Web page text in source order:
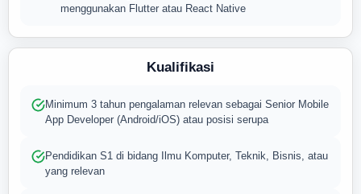
menggunakan Flutter atau React Native
Kualifikasi
Minimum 3 tahun pengalaman relevan sebagai Senior Mobile
App Developer (Android/iOS) atau posisi serupa
Pendidikan S1 di bidang Ilmu Komputer, Teknik, Bisnis, atau
yang relevan